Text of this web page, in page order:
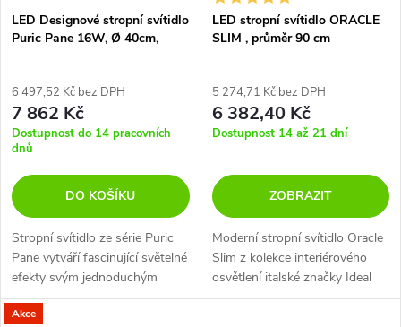
LED Designové stropní svítidlo
Puric Pane 16W, Ø 40cm,
6 497,52 Kč bez DPH
7 862 Kč
Dostupnost do 14 pracovních
dnů
DO KOŠÍKU
Stropní svítidlo ze série Puric
Pane vytváří fascinující světelné
efekty svým jednoduchým
minimalistickým designem.
Svítidlo se vyznačuje moderní
LED stropní svítidlo ORACLE
SLIM , průměr 90 cm
5 274,71 Kč bez DPH
6 382,40 Kč
Dostupnost 14 až 21 dní
ZOBRAZIT
Moderní stropní svítidlo Oracle
Slim z kolekce interiérového
osvětlení italské značky Ideal
Lux je vhodný pro osvícení
Akce